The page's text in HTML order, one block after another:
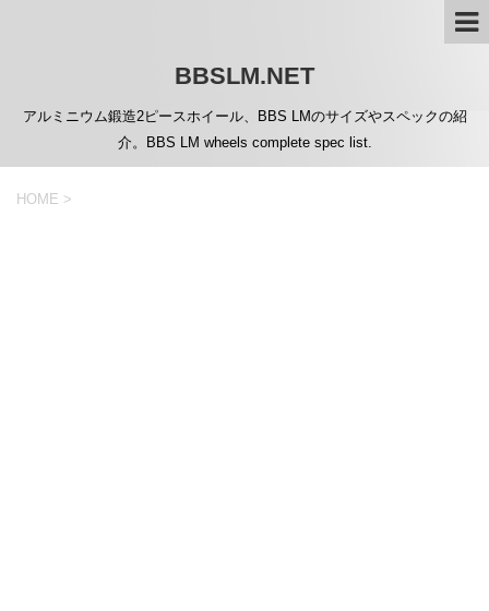
BBSLM.NET
アルミニウム鍛造2ピースホイール、BBS LMのサイズやスペックの紹
介。BBS LM wheels complete spec list.
HOME >